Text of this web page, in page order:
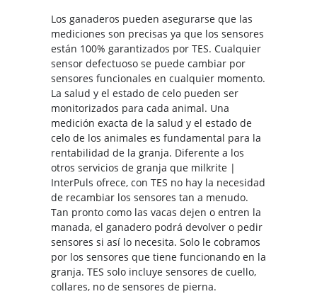
Los ganaderos pueden asegurarse que las
mediciones son precisas ya que los sensores
están 100% garantizados por TES. Cualquier
sensor defectuoso se puede cambiar por
sensores funcionales en cualquier momento.
La salud y el estado de celo pueden ser
monitorizados para cada animal. Una
medición exacta de la salud y el estado de
celo de los animales es fundamental para la
rentabilidad de la granja. Diferente a los
otros servicios de granja que milkrite |
InterPuls ofrece, con TES no hay la necesidad
de recambiar los sensores tan a menudo.
Tan pronto como las vacas dejen o entren la
manada, el ganadero podrá devolver o pedir
sensores si así lo necesita. Solo le cobramos
por los sensores que tiene funcionando en la
granja. TES solo incluye sensores de cuello,
collares, no de sensores de pierna.